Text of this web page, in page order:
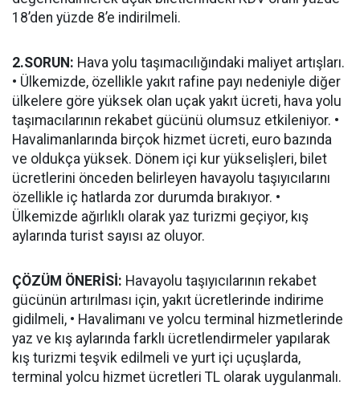
18’den yüzde 8’e indirilmeli.
2.SORUN: Hava yolu taşımacılığındaki maliyet artışları.
• Ülkemizde, özellikle yakıt rafine payı nedeniyle diğer
ülkelere göre yüksek olan uçak yakıt ücreti, hava yolu
taşımacılarının rekabet gücünü olumsuz etkileniyor. •
Havalimanlarında birçok hizmet ücreti, euro bazında
ve oldukça yüksek. Dönem içi kur yükselişleri, bilet
ücretlerini önceden belirleyen havayolu taşıyıcılarını
özellikle iç hatlarda zor durumda bırakıyor. •
Ülkemizde ağırlıklı olarak yaz turizmi geçiyor, kış
aylarında turist sayısı az oluyor.
ÇÖZÜM ÖNERİSİ: Havayolu taşıyıcılarının rekabet
gücünün artırılması için, yakıt ücretlerinde indirime
gidilmeli, • Havalimanı ve yolcu terminal hizmetlerinde
yaz ve kış aylarında farklı ücretlendirmeler yapılarak
kış turizmi teşvik edilmeli ve yurt içi uçuşlarda,
terminal yolcu hizmet ücretleri TL olarak uygulanmalı.